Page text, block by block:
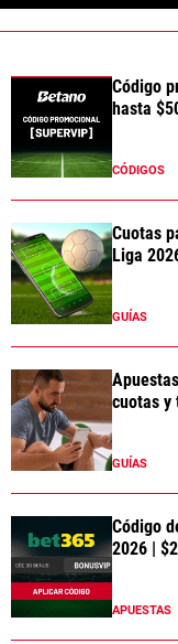
Código
hasta
CÓDIGOS
Cuotas
Liga
GUÍAS
cuotas y
GUÍAS
Código
2026 |
APUESTAS